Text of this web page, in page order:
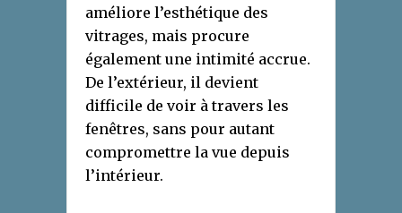
améliore l’esthétique des
vitrages, mais procure
également une intimité accrue.
De l’extérieur, il devient
difficile de voir à travers les
fenêtres, sans pour autant
compromettre la vue depuis
l’intérieur.